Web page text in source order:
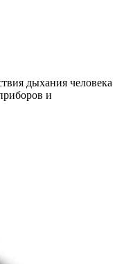
дыхания человека
и